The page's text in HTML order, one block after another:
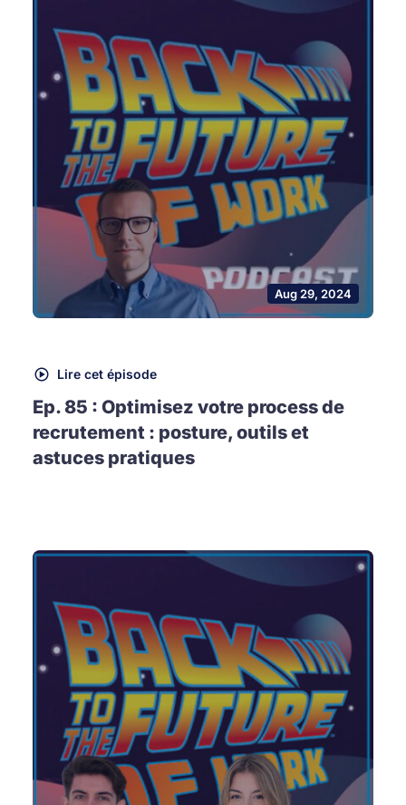
Aug 29, 2024
Lire cet épisode
Ep. 85 : Optimisez votre process de
recrutement : posture, outils et
astuces pratiques